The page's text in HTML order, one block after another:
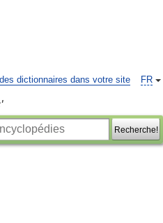
FR
dictionnaires dans votre site
Recherche!